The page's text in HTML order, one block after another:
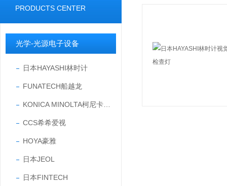
PRODUCTS CENTER
光学-光源电子设备
日本HAYASHI林时计
FUNATECH船越龙
CCS希希爱视
HOYA豪雅
日本JEOL
日本FINTECH